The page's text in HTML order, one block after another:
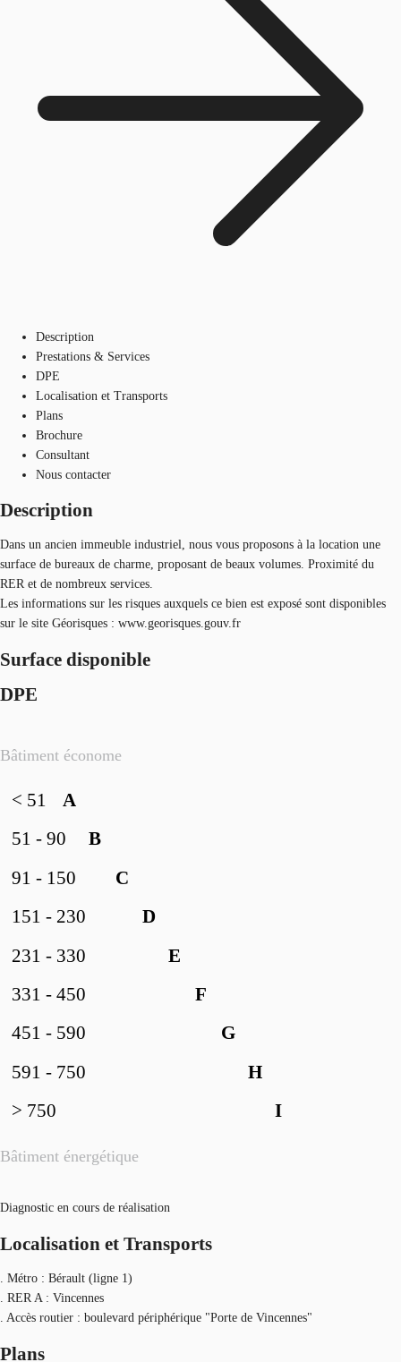
Description
Prestations & Services
DPE
Localisation et Transports
Plans
Brochure
Consultant
Nous contacter
Description
Dans un ancien immeuble industriel, nous vous proposons à la location une
surface de bureaux de charme, proposant de beaux volumes. Proximité du
RER et de nombreux services.
Les informations sur les risques auxquels ce bien est exposé sont disponibles
sur le site Géorisques : www.georisques.gouv.fr
Surface disponible
DPE
Bâtiment économe
Bâtiment énergétique
A
< 51
B
51 - 90
C
91 - 150
D
151 - 230
E
231 - 330
F
331 - 450
G
451 - 590
H
591 - 750
I
> 750
Diagnostic en cours de réalisation
Localisation et Transports
. Métro : Bérault (ligne 1)
. RER A : Vincennes
. Accès routier : boulevard périphérique "Porte de Vincennes"
Plans